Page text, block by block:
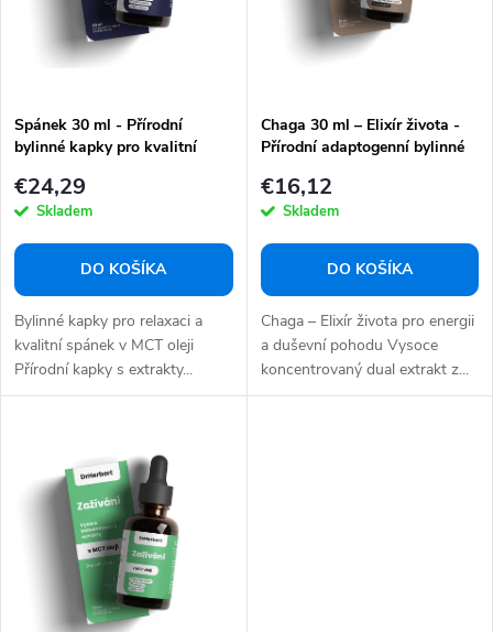
u
k
t
o
v
u
k
t
o
Spánek 30 ml - Přírodní
bylinné kapky pro kvalitní
€24,29
Skladem
DO KOŠÍKA
Bylinné kapky pro relaxaci a
kvalitní spánek v MCT oleji
Přírodní kapky s extrakty...
Chaga 30 ml – Elixír života -
Přírodní adaptogenní bylinné
pohodu
€16,12
Skladem
DO KOŠÍKA
Chaga – Elixír života pro energii
a duševní pohodu Vysoce
koncentrovaný dual extrakt z...